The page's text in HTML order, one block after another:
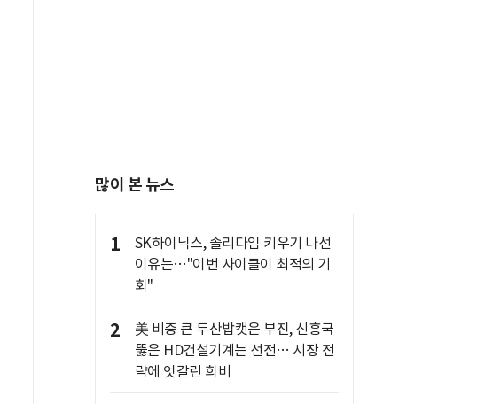
많이 본 뉴스
1
SK하이닉스, 솔리다임 키우기 나선
이유는…"이번 사이클이 최적의 기
회"
2
美 비중 큰 두산밥캣은 부진, 신흥국
뚫은 HD건설기계는 선전… 시장 전
략에 엇갈린 희비